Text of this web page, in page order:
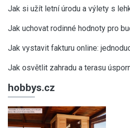
Jak si užít letní úrodu a výlety s
Jak uchovat rodinné hodnoty pro
Jak vystavit fakturu online:
Jak osvětlit zahradu a terasu
hobbys.cz